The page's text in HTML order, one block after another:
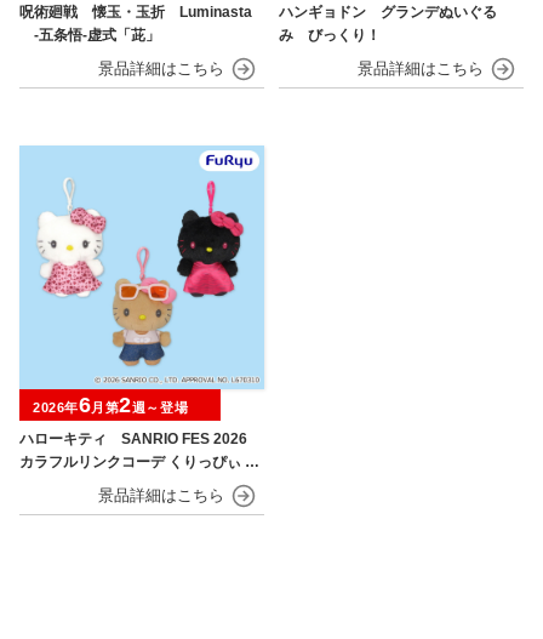
呪術廻戦 懐玉・玉折 Luminasta
‐五条悟‐虚式「茈」
ハンギョドン グランデぬいぐる
み びっくり！
ハローキティ SANRIO FES 2026
カラフルリンクコーデ くりっぴぃ ぬ
2026年6月第2週～登場